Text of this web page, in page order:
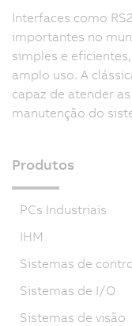
Interfaces como
importantes no
simples e
amplo uso. A
capaz de atender
manutenção do
Produtos
PCs Industriais
IHM
Sistemas de
Sistemas de I/O
Sistemas de visão